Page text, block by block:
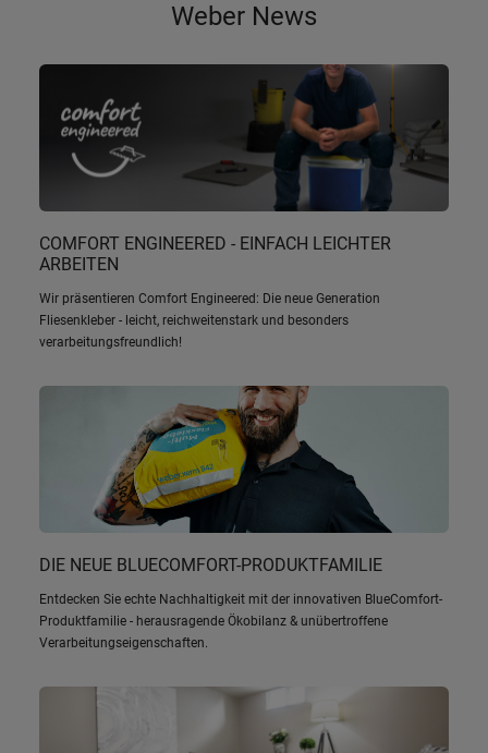
Weber News
COMFORT ENGINEERED - EINFACH LEICHTER
ARBEITEN
Wir präsentieren Comfort Engineered: Die neue Generation
Fliesenkleber - leicht, reichweitenstark und besonders
verarbeitungsfreundlich!
DIE NEUE BLUECOMFORT-PRODUKTFAMILIE
Entdecken Sie echte Nachhaltigkeit mit der innovativen BlueComfort-
Produktfamilie - herausragende Ökobilanz & unübertroffene
Verarbeitungseigenschaften.